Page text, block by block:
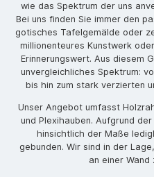
wie das Spektrum der uns
Bei uns finden Sie immer den
gotisches Tafelgemälde oder
millionenteures Kunstwerk
Erinnerungswert. Aus diesem
unvergleichliches Spektrum:
bis hin zum stark verzierten
Unser Angebot umfasst
und Plexihauben. Aufgrund
hinsichtlich der Maße
gebunden. Wir sind in der
an einer Wand